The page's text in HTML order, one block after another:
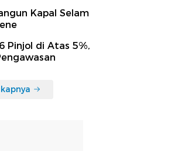
Kapal Selam
Pinjol di Atas 5%,